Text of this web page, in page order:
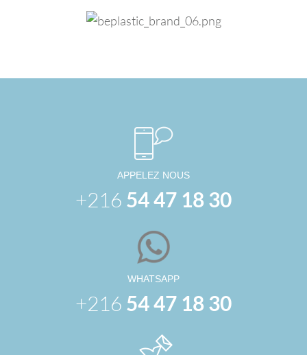
APPELEZ NOUS
+216 54 47 18 30
WHATSAPP
+216 54 47 18 30